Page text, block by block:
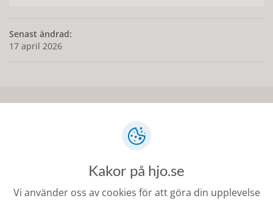
Senast ändrad:
17 april 2026
Besöks- och postadress: Torggatan 2, 544 30 Hjo
Kakor på hjo.se
Vi använder oss av cookies för att göra din upplevelse